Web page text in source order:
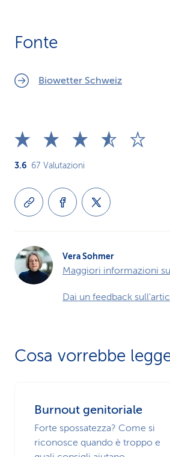
Fonte
Biowetter Schweiz
3.6 67 Valutazioni
Vera Sohmer
Maggiori informazioni
Dai un feedback
Cosa vorrebbe
Burnout genitoriale
Forte spossatezza? Come si
riconosce quando è troppo e